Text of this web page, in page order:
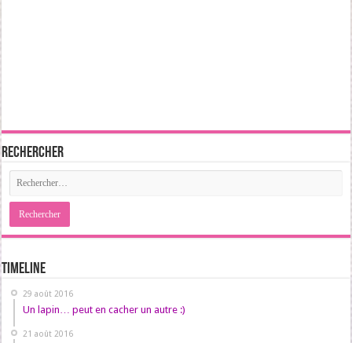
Rechercher
Timeline
29 août 2016
Un lapin… peut en cacher un autre :)
21 août 2016